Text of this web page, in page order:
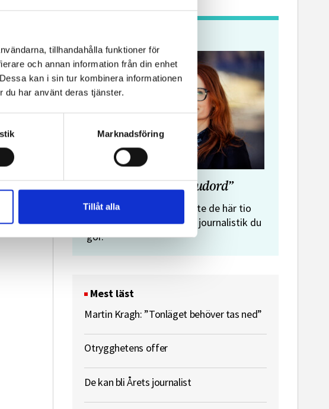
tillhandahålla funktioner för
och annan information från din enhet
kan i sin tur kombinera informationen
du har använt deras tjänster.
Marknadsföring
Tillåt alla
Pressekreterare till Sidas
kommunikationsenhet
”Journalistens tio budord”
Malin Crona:
Följer du inte de här tio
budorden? Då är det inte journalistik du
gör.
Mest läst
Martin Kragh: ”Tonläget behöver tas ned”
Otrygghetens offer
De kan bli Årets journalist